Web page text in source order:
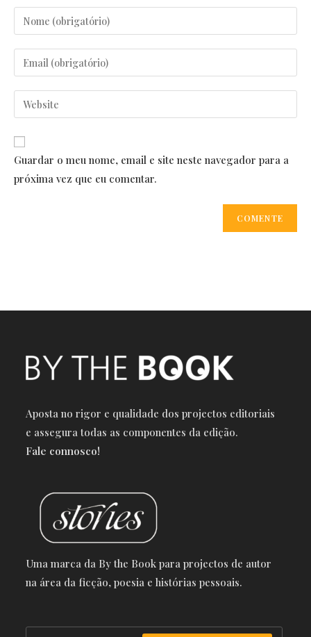
Enter
your
name
or
username
Enter
your
email
address
comment
Enter
your
website
URL
(optional)
Guardar o meu nome, email e site neste navegador para a
próxima vez que eu comentar.
Aposta no rigor e qualidade dos projectos editoriais
e assegura todas as componentes da edição.
Fale connosco!
Uma marca da By the Book para projectos de autor
na área da ficção, poesia e histórias pessoais.